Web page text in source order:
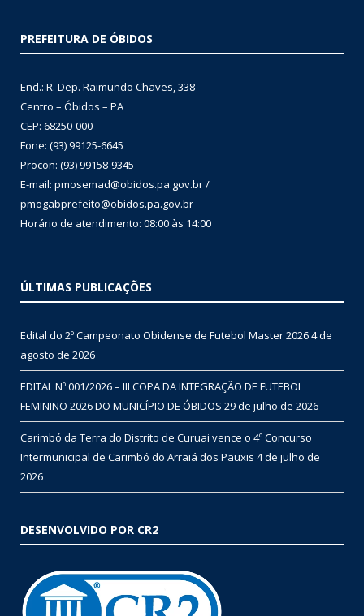
PREFEITURA DE ÓBIDOS
End.: R. Dep. Raimundo Chaves, 338
Centro – Óbidos – PA
CEP: 68250-000
Fone: (93) 99125-6645
Procon: (93) 99158-9345
E-mail: pmosemad@obidos.pa.gov.br /
pmogabprefeito@obidos.pa.gov.br
Horário de atendimento: 08:00 às 14:00
ÚLTIMAS PUBLICAÇÕES
Edital do 2º Campeonato Obidense de Futebol Master 20264 de
agosto de 2026
EDITAL Nº 001/2026 – III COPA DA INTEGRAÇÃO DE FUTEBOL
FEMININO 2026 DO MUNICÍPIO DE ÓBIDOS 29 de julho de 2026
Carimbó da Terra do Distrito de Curuai vence o 4º Concurso
Intermunicipal de Carimbó do Arraiá dos Pauxis 4 de julho de
2026
DESENVOLVIDO POR CR2